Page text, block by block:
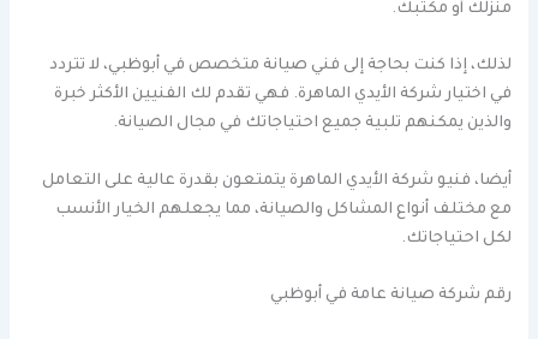
منزلك أو مكتبك.
لذلك، إذا كنت بحاجة إلى فني صيانة متخصص في أبوظبي، لا تتردد
في اختيار شركة الأيدي الماهرة. فهي تقدم لك الفنيين الأكثر خبرة
والذين يمكنهم تلبية جميع احتياجاتك في مجال الصيانة.
أيضا، فنيو شركة الأيدي الماهرة يتمتعون بقدرة عالية على التعامل
مع مختلف أنواع المشاكل والصيانة، مما يجعلهم الخيار الأنسب
لكل احتياجاتك.
رقم شركة صيانة عامة في أبوظبي